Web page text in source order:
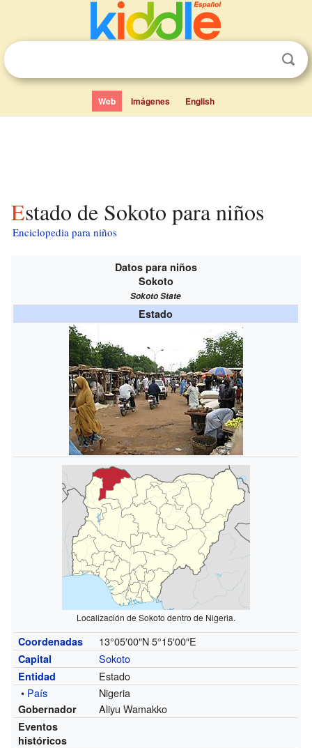
Web Imágenes English
Estado de Sokoto para niños
Enciclopedia para niños
Datos para niños
Sokoto
Sokoto State
Estado
Localización de Sokoto dentro de Nigeria.
Coordenadas 13°05′00″N 5°15′00″E
Capital Sokoto
Entidad
Estado
• País Nigeria
Gobernador Aliyu Wamakko
Eventos
históricos